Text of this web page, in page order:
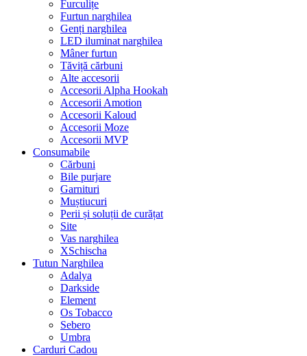
Furculițe
Furtun narghilea
Genți narghilea
LED iluminat narghilea
Mâner furtun
Tăviță cărbuni
Alte accesorii
Accesorii Alpha Hookah
Accesorii Amotion
Accesorii Kaloud
Accesorii Moze
Accesorii MVP
Consumabile
Cărbuni
Bile purjare
Garnituri
Muștiucuri
Perii și soluții de curățat
Site
Vas narghilea
XSchischa
Tutun Narghilea
Adalya
Darkside
Element
Os Tobacco
Sebero
Umbra
Carduri Cadou